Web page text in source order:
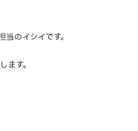
のイシイです。
す。